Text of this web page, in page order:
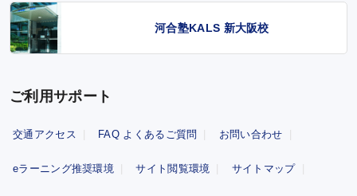
河合塾KALS 新大阪校
ご利用サポート
交通アクセス FAQ よくあるご質問 お問い合わせ
eラーニング推奨環境 サイト閲覧環境 サイトマップ